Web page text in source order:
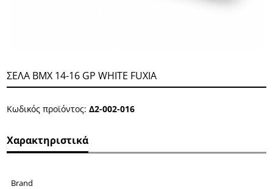
ΣΕΛΑ ΒΜΧ 14-16 GP WHITE FUXIA
Κωδικός προϊόντος:Δ2-002-016
Χαρακτηριστικά
Brand